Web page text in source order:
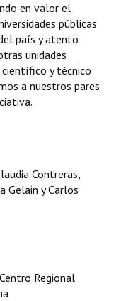
en valor el
públicas
país y atento
unidades
y técnico
a nuestros pares
Contreras,
Gelain y Carlos
Regional